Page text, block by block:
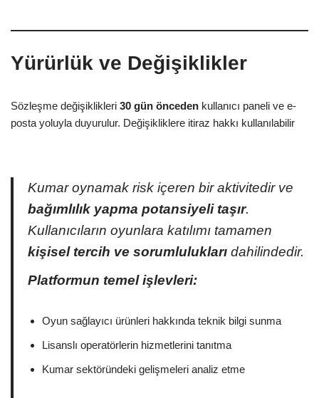
Yürürlük ve Değişiklikler
Sözleşme değişiklikleri 30 gün önceden kullanıcı paneli ve e-
posta yoluyla duyurulur. Değişikliklere itiraz hakkı kullanılabilir
Kumar oynamak risk içeren bir aktivitedir ve
bağımlılık yapma potansiyeli taşır.
Kullanıcıların oyunlara katılımı tamamen
kişisel tercih ve sorumlulukları dahilindedir.
Platformun temel işlevleri:
Oyun sağlayıcı ürünleri hakkında teknik bilgi sunma
Lisanslı operatörlerin hizmetlerini tanıtma
Kumar sektöründeki gelişmeleri analiz etme